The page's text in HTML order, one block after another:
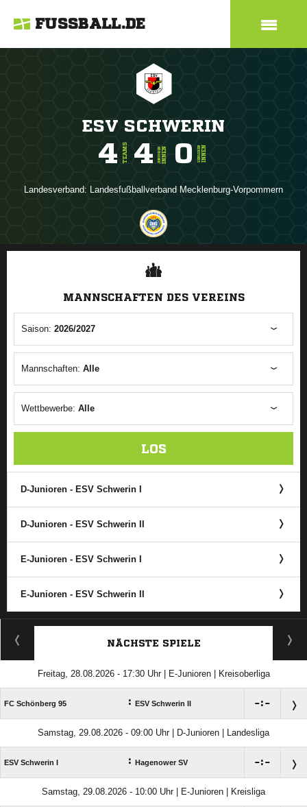
FUSSBALL.DE
ESV SCHWERIN
4 TEAMS 4 JUNIORENINNEN 0 SENIORENINNEN
Landesverband: Landesfußballverband Mecklenburg-Vorpommern
ANZEIGE
MANNSCHAFTEN DES VEREINS
Saison: 2026/2027
Mannschaften: Alle
Wettbewerbe: Alle
LOS
D-Junioren - ESV Schwerin I
D-Junioren - ESV Schwerin II
E-Junioren - ESV Schwerin I
E-Junioren - ESV Schwerin II
ANZEIGE
NÄCHSTE SPIELE
Freitag, 28.08.2026 - 17:30 Uhr | E-Junioren | Kreisoberliga
FC Schönberg 95 : ESV Schwerin II :
Samstag, 29.08.2026 - 09:00 Uhr | D-Junioren | Landesliga
ESV Schwerin I : Hagenower SV :
Samstag, 29.08.2026 - 10:00 Uhr | E-Junioren | Kreisliga